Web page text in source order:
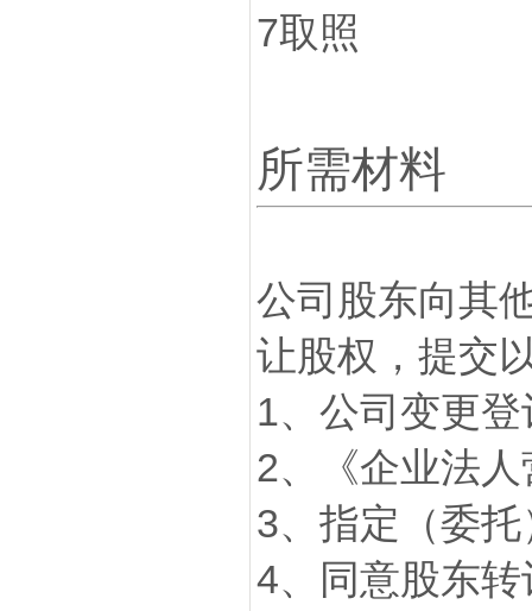
7取照
所需材料
公司股东向其
让股权，提交
1、公司变更
2、《企业法
3、指定（委
4、同意股东